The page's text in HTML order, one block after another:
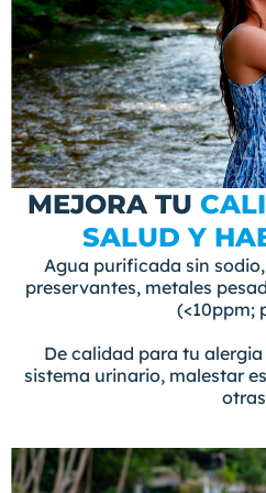
MEJORA TU
SALUD Y
Agua purificada sin
preservantes, metales
(<10ppm;
De calidad para tu
sistema urinario, malestar